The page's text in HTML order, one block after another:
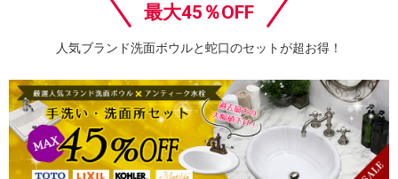
最大45％OFF
人気ブランド洗面ボウルと蛇口のセットが超お得！